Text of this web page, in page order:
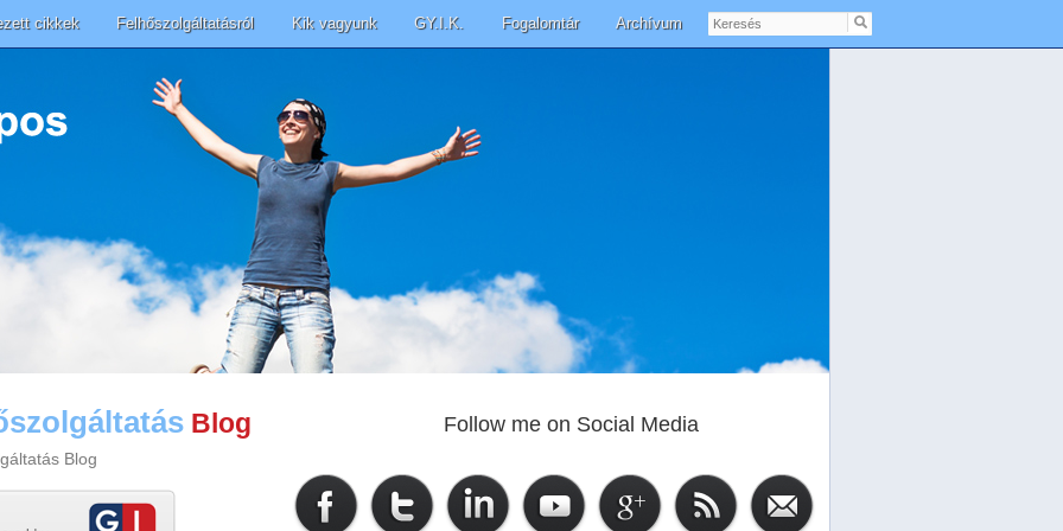
cikkek Felhőszolgáltatásról Kik vagyunk GY.I.K. Fogalomtár Archívum
Keresés
Blog
Blog
Follow me on Social Media